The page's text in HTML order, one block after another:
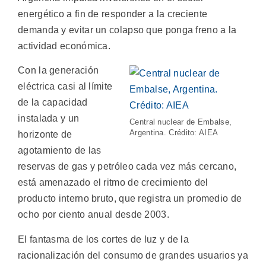
energético a fin de responder a la creciente
demanda y evitar un colapso que ponga freno a la
actividad económica.
Central nuclear de Embalse,
Argentina. Crédito: AIEA
Con la generación
eléctrica casi al límite
de la capacidad
instalada y un
horizonte de
agotamiento de las
reservas de gas y petróleo cada vez más cercano,
está amenazado el ritmo de crecimiento del
producto interno bruto, que registra un promedio de
ocho por ciento anual desde 2003.
El fantasma de los cortes de luz y de la
racionalización del consumo de grandes usuarios ya